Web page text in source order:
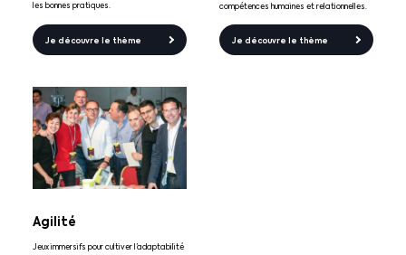
les bonnes pratiques.
Je découvre le thème
compétences humaines et relationnelles.
Je découvre le thème
Agilité
Jeux immersifs pour cultiver l’adaptabilité